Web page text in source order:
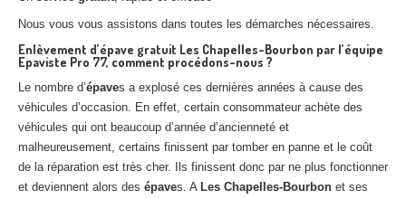
Nous vous vous assistons dans toutes les démarches nécessaires.
Enlèvement d’épave gratuit Les Chapelles-Bourbon par l’équipe
Epaviste Pro 77, comment procédons-nous ?
Le nombre d’épaves a explosé ces dernières années à cause des
véhicules d’occasion. En effet, certain consommateur achète des
véhicules qui ont beaucoup d’année d’ancienneté et
malheureusement, certains finissent par tomber en panne et le coût
de la réparation est très cher. Ils finissent donc par ne plus fonctionner
et deviennent alors des épaves. A Les Chapelles-Bourbon et ses